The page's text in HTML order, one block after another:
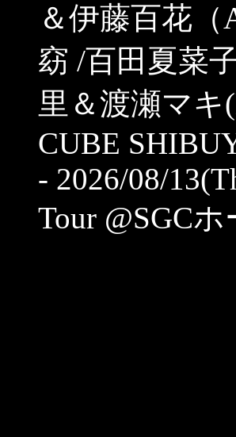
＆伊藤百花
窈 /百田夏菜
里＆渡瀬マ
CUBE
- 2026/08/
Tour @SGC